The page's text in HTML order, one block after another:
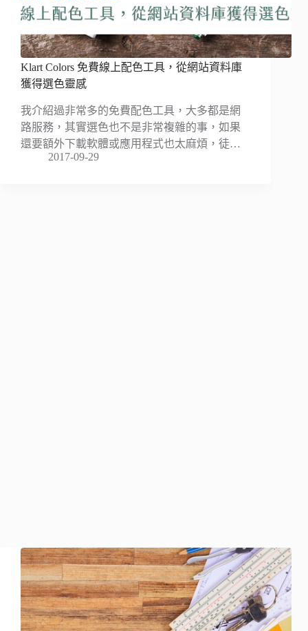
Klart Colors 免費線上配色工具，從網站資料庫
獲得選色靈感
我介紹過非常多的免費配色工具，大多都是網
路服務，其實選色也不是非常複雜的事，如果
還要額外下載軟體或應用程式也太麻煩，徒…
2017-09-29